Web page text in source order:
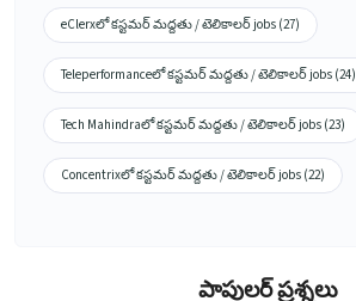
eClerxలో కస్టమర్ మద్దతు / టెలికాలర్ jobs (27)
Teleperformanceలో కస్టమర్ మద్దతు / టెలికాలర్ jobs (24)
Tech Mahindraలో కస్టమర్ మద్దతు / టెలికాలర్ jobs (23)
Concentrixలో కస్టమర్ మద్దతు / టెలికాలర్ jobs (22)
పాపులర్ ప్రశ్నలు